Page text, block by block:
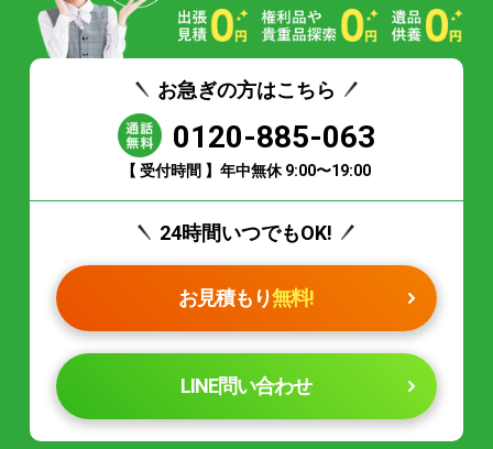
お急ぎの方はこちら
0120-885-063
【 受付時間 】年中無休 9:00〜19:00
24時間いつでもOK!
お見積もり無料!
LINE問い合わせ